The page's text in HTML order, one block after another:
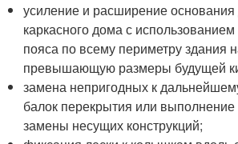
усиление и расширение
каркасного дома с
пояса по всему периметру здания
превышающую размеры будущей
замена непригодных к
балок перекрытия или
замены несущих конструкций;